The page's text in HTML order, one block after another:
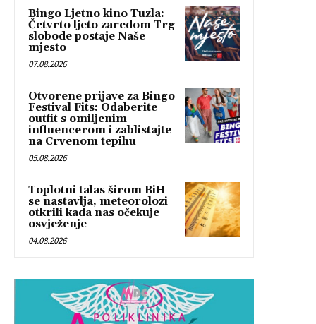
Bingo Ljetno kino Tuzla:
Četvrto ljeto zaredom Trg
slobode postaje Naše
mjesto
07.08.2026
Otvorene prijave za Bingo
Festival Fits: Odaberite
outfit s omiljenim
influencerom i zablistajte
na Crvenom tepihu
05.08.2026
Toplotni talas širom BiH
se nastavlja, meteorolozi
otkrili kada nas očekuje
osvježenje
04.08.2026